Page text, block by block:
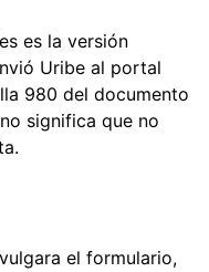
es la versión
Uribe al portal
980 del documento
significa que no
el formulario,